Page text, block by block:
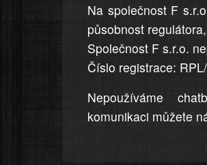
Na společnost F
působnost
Společnost F s.r.o.
Číslo registrace:
Nepoužíváme
komunikaci můžete